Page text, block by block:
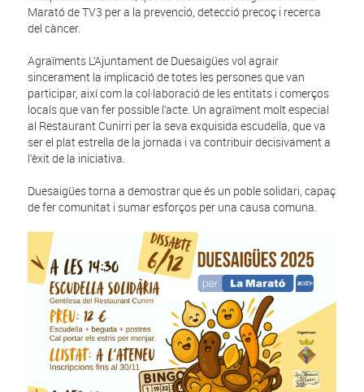
Marató de TV3 per a la prevenció, detecció precoç i recerca
del càncer.
Agraïments L’Ajuntament de Duesaigües vol agrair
sincerament la implicació de totes les persones que van
participar, així com la col·laboració de les entitats i comerços
locals que van fer possible l’acte. Un agraïment molt especial
al Restaurant Cunirri per la seva exquisida escudella, que va
ser el plat estrella de la jornada i va contribuir decisivament a
l’èxit de la iniciativa.
Duesaigües torna a demostrar que és un poble solidari, capaç
de fer comunitat i sumar esforços per una causa comuna.